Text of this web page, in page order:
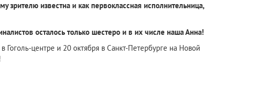
зрителю известна и как первоклассная исполнительница,
осталось только шестеро и в их числе наша Анна!
центре и 20 октября в Санкт-Петербурге на Новой